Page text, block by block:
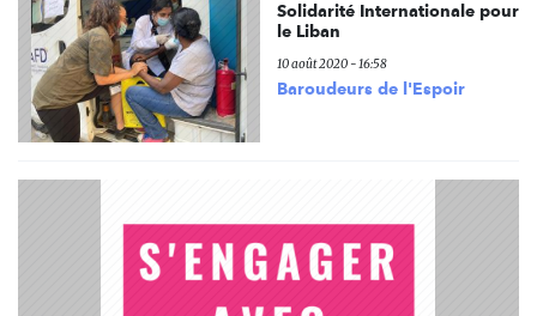
Solidarité Internationale pour
le Liban
10 août 2020 - 16:58
Baroudeurs de l'Espoir